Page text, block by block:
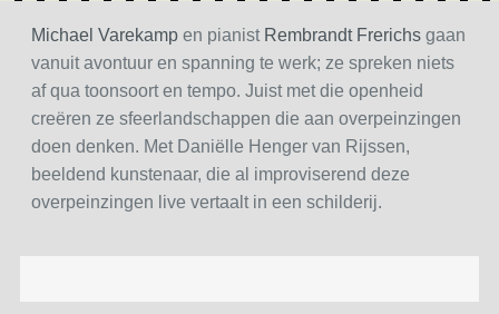
Michael Varekampen pianist Rembrandt Frerichsgaan
vanuit avontuur en spanning te werk; ze spreken niets
af qua toonsoort en tempo. Juist met die openheid
creëren ze sfeerlandschappen die aan overpeinzingen
doen denken. Met Daniëlle Henger van Rijssen,
beeldend kunstenaar, die al improviserend deze
overpeinzingen live vertaalt in een schilderij.